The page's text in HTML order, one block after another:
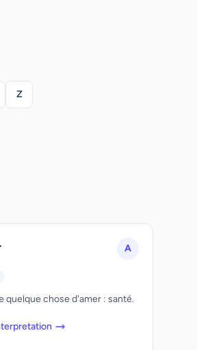
Z
A
quelque chose d'amer : santé.